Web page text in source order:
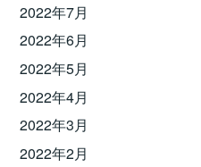
2022年7月
2022年6月
2022年5月
2022年4月
2022年3月
2022年2月